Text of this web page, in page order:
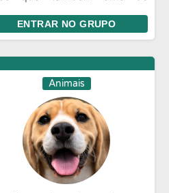
grupo
ENTRAR NO GRUPO
Animais